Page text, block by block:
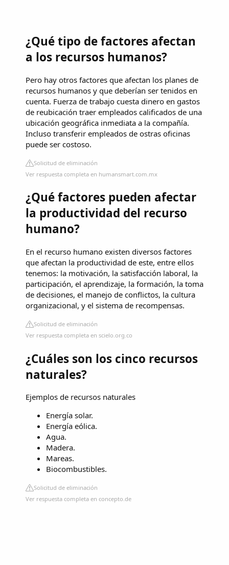
¿Qué tipo de factores afectan
a los recursos humanos?
Pero hay otros factores que afectan los planes de
recursos humanos y que deberían ser tenidos en
cuenta. Fuerza de trabajo cuesta dinero en gastos
de reubicación traer empleados calificados de una
ubicación geográfica inmediata a la compañía.
Incluso transferir empleados de ostras oficinas
puede ser costoso.
Solicitud de eliminación
Ver respuesta completa en humansmart.com.mx
¿Qué factores pueden afectar
la productividad del recurso
humano?
En el recurso humano existen diversos factores
que afectan la productividad de este, entre ellos
tenemos: la motivación, la satisfacción laboral, la
participación, el aprendizaje, la formación, la toma
de decisiones, el manejo de conflictos, la cultura
organizacional, y el sistema de recompensas.
Solicitud de eliminación
Ver respuesta completa en scielo.org.co
¿Cuáles son los cinco recursos
naturales?
Ejemplos de recursos naturales
Energía solar.
Energía eólica.
Agua.
Madera.
Mareas.
Biocombustibles.
Solicitud de eliminación
Ver respuesta completa en concepto.de